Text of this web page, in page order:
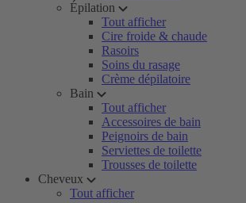
Épilation
Tout afficher
Cire froide & chaude
Rasoirs
Soins du rasage
Crème dépilatoire
Bain
Tout afficher
Accessoires de bain
Peignoirs de bain
Serviettes de toilette
Trousses de toilette
Cheveux
Tout afficher